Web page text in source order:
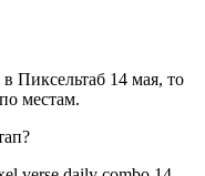
Пиксельтаб 14 мая, то
местам.